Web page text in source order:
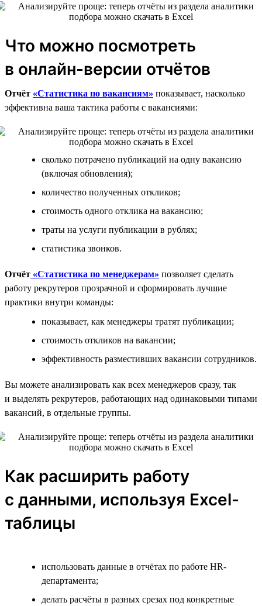
Что можно посмотреть
в онлайн-версии отчётов
Отчёт «Статистика по вакансиям» показывает, насколько
эффективна ваша тактика работы с вакансиями:
сколько потрачено публикаций на одну вакансию
(включая обновления);
количество полученных откликов;
стоимость одного отклика на вакансию;
траты на услуги публикации в рублях;
статистика звонков.
Отчёт «Статистика по менеджерам» позволяет сделать
работу рекрутеров прозрачной и сформировать лучшие
практики внутри команды:
показывает, как менеджеры тратят публикации;
стоимость откликов на вакансии;
эффективность разместивших вакансии сотрудников.
Вы можете анализировать как всех менеджеров сразу, так
и выделять рекрутеров, работающих над одинаковыми типами
вакансий, в отдельные группы.
Как расширить работу
с данными, используя Excel-
таблицы
использовать данные в отчётах по работе HR-
департамента;
делать расчёты в разных срезах под конкретные